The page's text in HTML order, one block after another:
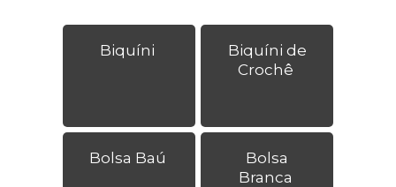
Biquíni
Biquíni de
Crochê
Bolsa Baú
Bolsa
Branca